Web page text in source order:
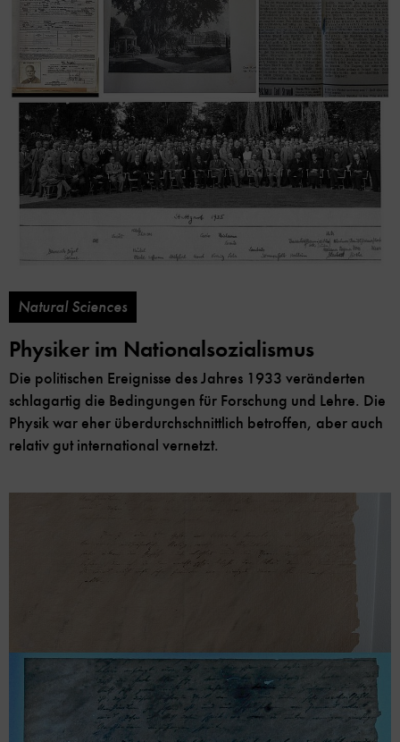
Natural Sciences
Physiker im Nationalsozialismus
Die politischen Ereignisse des Jahres 1933 veränderten
schlagartig die Bedingungen für Forschung und Lehre. Die
Physik war eher überdurchschnittlich betroffen, aber auch
relativ gut international vernetzt.